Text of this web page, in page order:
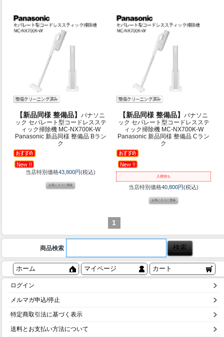
【新品同様 整備品】パナソニ
ック セパレート型コードレスステ
ィック掃除機 MC-NX700K-W
Panasonic 新品同様 整備品 Bラン
ク
当店特別価格43,800円(税込)
【新品同様 整備品】パナソニ
ック セパレート型コードレスステ
ィック掃除機 MC-NX700K-W
Panasonic 新品同様 整備品 Cラン
ク
入荷待ち
当店特別価格40,800円(税込)
1
商品検索
ホーム マイページ カート
ログイン
メルマガ申込/停止
特定商取引法に基づく表示
送料とお支払い方法について